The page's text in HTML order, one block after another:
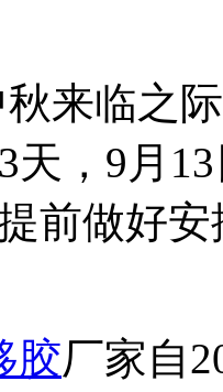
来临之际
天，9月
前做好
胶厂家自